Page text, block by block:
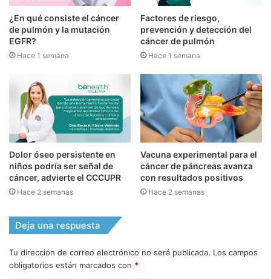
¿En qué consiste el cáncer
de pulmón y la mutación
EGFR?
Hace 1 semana
Factores de riesgo,
prevención y detección del
cáncer de pulmón
Hace 1 semana
Dolor óseo persistente en
niños podría ser señal de
cáncer, advierte el CCCUPR
Hace 2 semanas
Vacuna experimental para el
cáncer de páncreas avanza
con resultados positivos
Hace 2 semanas
Deja una respuesta
Tu dirección de correo electrónico no será publicada. Los campos
obligatorios están marcados con *